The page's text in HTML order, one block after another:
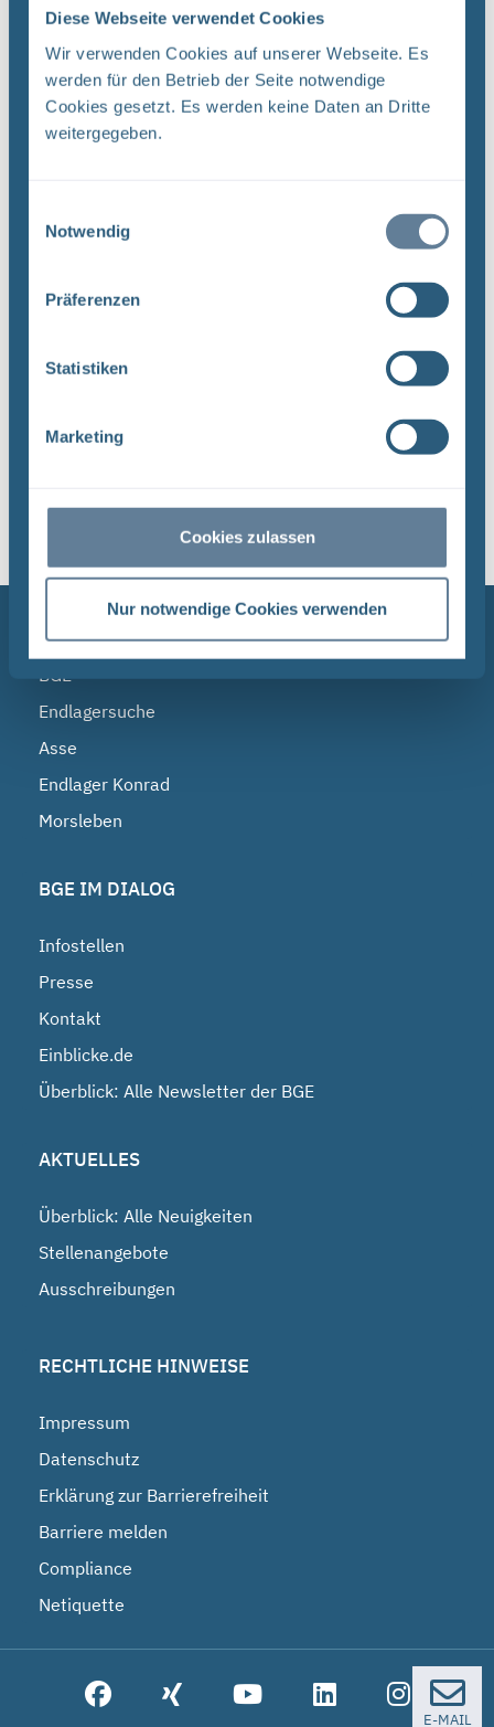
Diese Webseite verwendet Cookies
Wir verwenden Cookies auf unserer Webseite. Es
werden für den Betrieb der Seite notwendige
Cookies gesetzt. Es werden keine Daten an Dritte
weitergegeben.
Notwendig
Präferenzen
Statistiken
Marketing
Cookies zulassen
Nur notwendige Cookies verwenden
Forschungs- und Entwicklungsstrategie der
BGE (PDF)
Strategie erhalten Sie einen Einblick in das
Dateityp: PDF | Dokumentenstand vom:
1
Sortieren nach
NAVIGATION
BGE
Endlagersuche
Asse
Endlager Konrad
Morsleben
BGE IM DIALOG
Infostellen
Presse
Kontakt
Einblicke.de
Überblick: Alle Newsletter der BGE
AKTUELLES
Überblick: Alle Neuigkeiten
Stellenangebote
Ausschreibungen
RECHTLICHE HINWEISE
Impressum
Datenschutz
Erklärung zur Barrierefreiheit
Barriere melden
Compliance
Netiquette
E-MAIL